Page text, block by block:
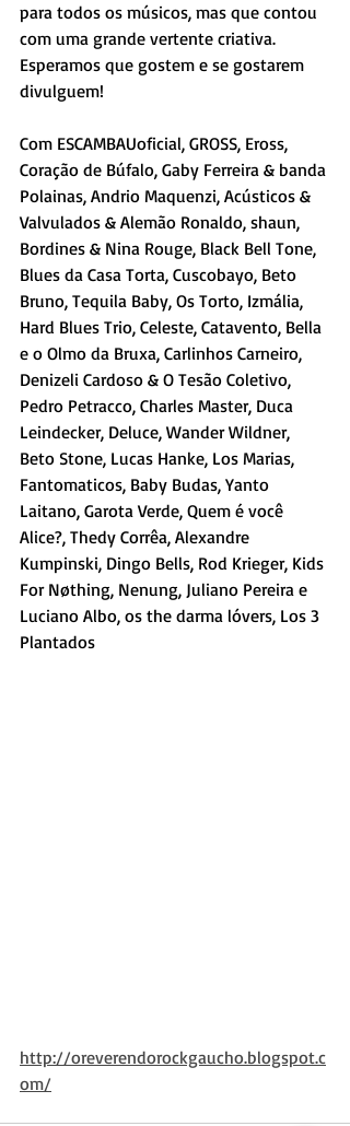
para todos os músicos, mas que contou
com uma grande vertente criativa.
Esperamos que gostem e se gostarem
divulguem!
Com ESCAMBAUoficial, GROSS, Eross,
Coração de Búfalo, Gaby Ferreira & banda
Polainas, Andrio Maquenzi, Acústicos &
Valvulados & Alemão Ronaldo, shaun,
Bordines & Nina Rouge, Black Bell Tone,
Blues da Casa Torta, Cuscobayo, Beto
Bruno, Tequila Baby, Os Torto, Izmália,
Hard Blues Trio, Celeste, Catavento, Bella
e o Olmo da Bruxa, Carlinhos Carneiro,
Denizeli Cardoso & O Tesão Coletivo,
Pedro Petracco, Charles Master, Duca
Leindecker, Deluce, Wander Wildner,
Beto Stone, Lucas Hanke, Los Marias,
Fantomaticos, Baby Budas, Yanto
Laitano, Garota Verde, Quem é você
Alice?, Thedy Corrêa, Alexandre
Kumpinski, Dingo Bells, Rod Krieger, Kids
For Nøthing, Nenung, Juliano Pereira e
Luciano Albo, os the darma lóvers, Los 3
Plantados
http://oreverendorockgaucho.blogspot.c
om/